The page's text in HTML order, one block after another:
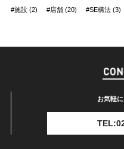
#施設 (2)
#店舗 (20) #SE構法 (3)
お気軽